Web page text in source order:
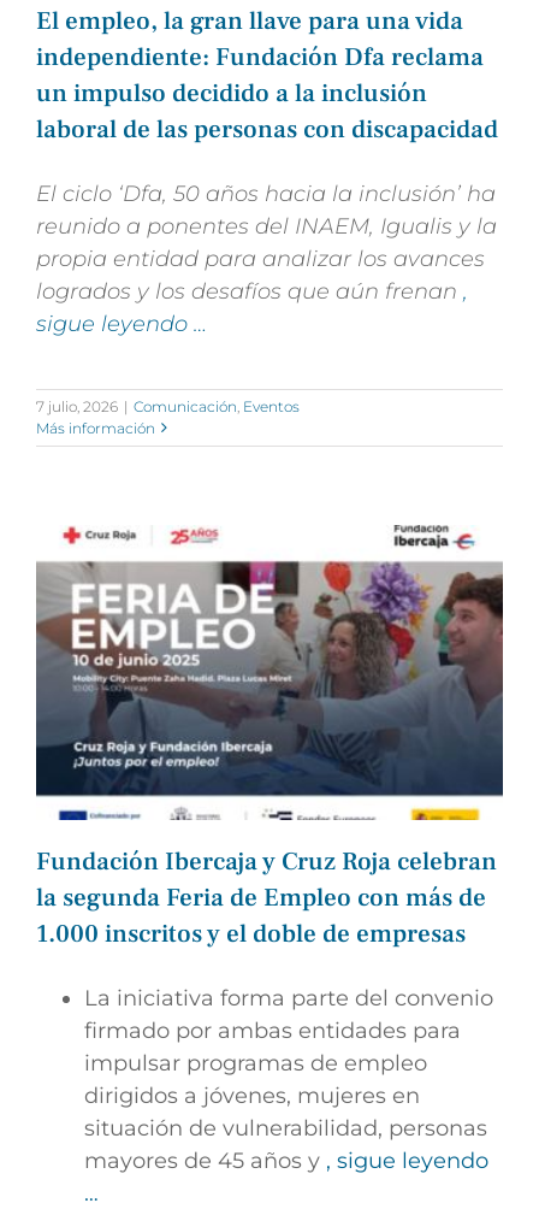
El empleo, la gran llave para una vida
independiente: Fundación Dfa reclama
un impulso decidido a la inclusión
laboral de las personas con discapacidad
El ciclo ‘Dfa, 50 años hacia la inclusión’ ha
reunido a ponentes del INAEM, Igualis y la
propia entidad para analizar los avances
logrados y los desafíos que aún frenan ,
sigue leyendo …
7 julio, 2026 | Comunicación Eventos
Más información
Fundación Ibercaja y Cruz Roja celebran
la segunda Feria de Empleo con más de
1.000 inscritos y el doble de empresas
La iniciativa forma parte del convenio
firmado por ambas entidades para
impulsar programas de empleo
dirigidos a jóvenes, mujeres en
situación de vulnerabilidad, personas
mayores de 45 años y , sigue leyendo
…